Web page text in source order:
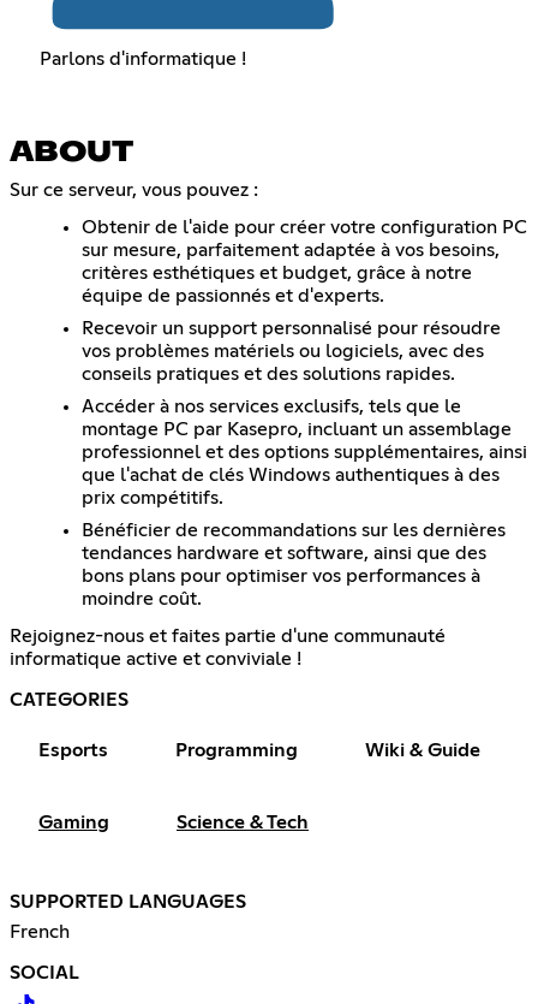
Parlons d'informatique !
ABOUT
Sur ce serveur, vous pouvez :
Obtenir de l'aide pour créer votre configuration PC
sur mesure, parfaitement adaptée à vos besoins,
critères esthétiques et budget, grâce à notre
équipe de passionnés et d'experts.
Recevoir un support personnalisé pour résoudre
vos problèmes matériels ou logiciels, avec des
conseils pratiques et des solutions rapides.
Accéder à nos services exclusifs, tels que le
montage PC par Kasepro, incluant un assemblage
professionnel et des options supplémentaires, ainsi
que l'achat de clés Windows authentiques à des
prix compétitifs.
Bénéficier de recommandations sur les dernières
tendances hardware et software, ainsi que des
bons plans pour optimiser vos performances à
moindre coût.
Rejoignez-nous et faites partie d'une communauté
informatique active et conviviale !
CATEGORIES
Esports Programming Wiki & Guide
Gaming Science & Tech
SUPPORTED LANGUAGES
French
SOCIAL